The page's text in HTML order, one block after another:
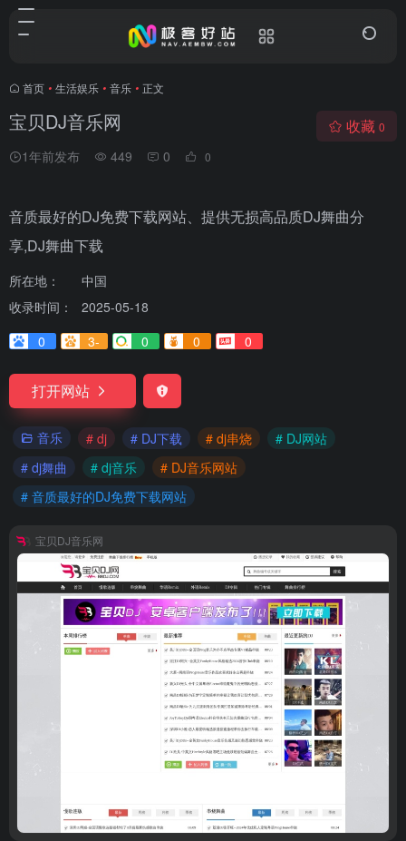
首页 • 生活娱乐 • 音乐 • 正文
宝贝DJ音乐网
1年前发布 449 0 0
收藏 0
音质最好的DJ免费下载网站、提供无损高品质DJ舞曲分
享,DJ舞曲下载
所在地：
中国
收录时间：
2025-05-18
0
3- 0 0 0
打开网站
音乐 # dj # DJ下载 # dj串烧
# DJ网站
# dj舞曲
# dj音乐
# DJ音乐网站
# 音质最好的DJ免费下载网站
宝贝DJ音乐网